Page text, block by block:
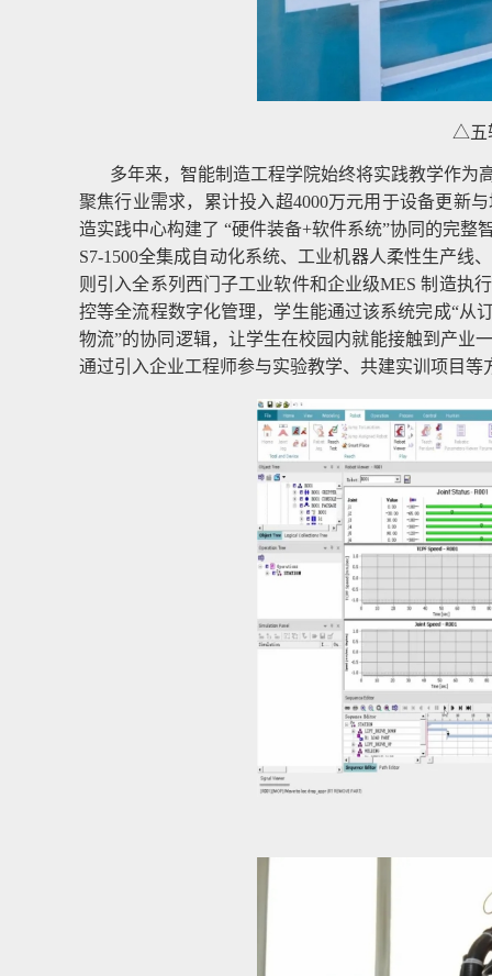
△五
多年来，智能制造工程学院始终将实践教学作为
聚焦行业需求，累计投入超4000万元用于设备更新
造实践中心构建了 “硬件装备+软件系统”协同的完
S7-1500全集成自动化系统、工业机器人柔性生产
则引入全系列西门子工业软件和企业级MES 制造执
控等全流程数字化管理，学生能通过该系统完成“从
物流”的协同逻辑，让学生在校园内就能接触到产业
通过引入企业工程师参与实验教学、共建实训项目